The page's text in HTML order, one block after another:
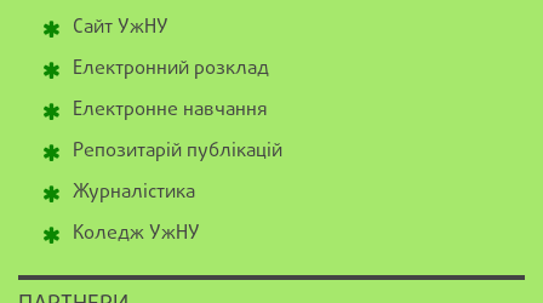
Сайт УжНУ
Електронний розклад
Електронне навчання
Репозитарій публікацій
Журналістика
Коледж УжНУ